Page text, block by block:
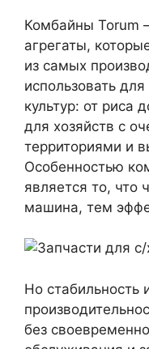
Комбайны Torum
агрегаты,
из самых
использовать
культур: от риса
для хозяйств с
территориями и
Особенностью
является то, что
машина, тем
Но стабильность
без